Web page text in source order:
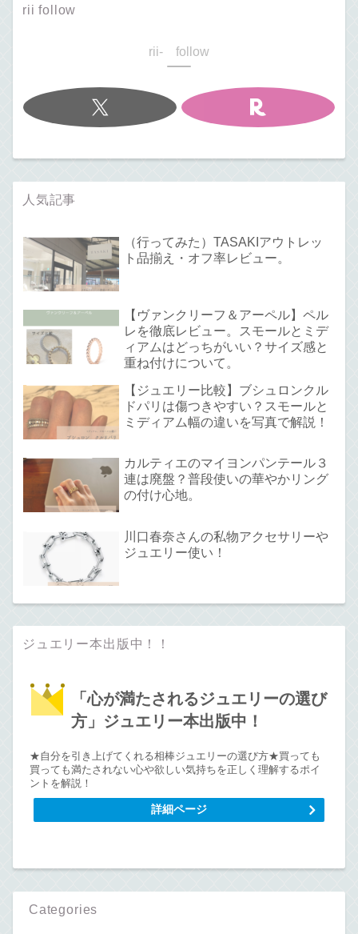
rii follow
rii- follow
人気記事
（行ってみた）TASAKIアウトレッ
ト品揃え・オフ率レビュー。
【ヴァンクリーフ＆アーペル】ペル
レを徹底レビュー。スモールとミデ
ィアムはどっちがいい？サイズ感と
重ね付けについて。
【ジュエリー比較】ブシュロンクル
ドパリは傷つきやすい？スモールと
ミディアム幅の違いを写真で解説！
カルティエのマイヨンパンテール３
連は廃盤？普段使いの華やかリング
の付け心地。
川口春奈さんの私物アクセサリーや
ジュエリー使い！
ジュエリー本出版中！！
「心が満たされるジュエリーの選び
方」ジュエリー本出版中！
★自分を引き上げてくれる相棒ジュエリーの選び方★買っても
買っても満たされない心や欲しい気持ちを正しく理解するポイ
ントを解説！
詳細ページ
Categories